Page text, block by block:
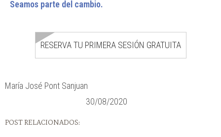
Seamos parte del cambio.
RESERVA TU PRIMERA SESIÓN GRATUITA
María José Pont Sanjuan
30/08/2020
POST RELACIONADOS: